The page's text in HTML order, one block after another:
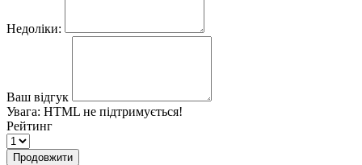
Недоліки:
Ваш відгук
Увага: HTML не підтримується!
Рейтинг
Продовжити